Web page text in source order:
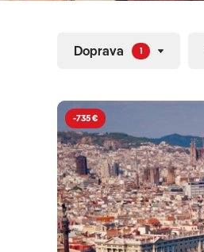
Doprava 1
-735 €